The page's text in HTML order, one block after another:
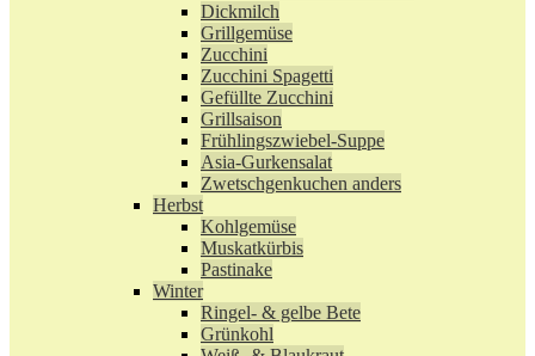
Dickmilch
Grillgemüse
Zucchini
Zucchini Spagetti
Gefüllte Zucchini
Grillsaison
Frühlingszwiebel-Suppe
Asia-Gurkensalat
Zwetschgenkuchen anders
Herbst
Kohlgemüse
Muskatkürbis
Pastinake
Winter
Ringel- & gelbe Bete
Grünkohl